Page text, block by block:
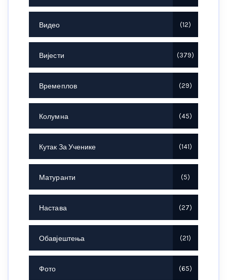
Видео 12
Вијести 379
Времеплов 29
Колумна 45
Кутак За Ученике 141
Матуранти 5
Настава 27
Обавјештења 21
Фото 65